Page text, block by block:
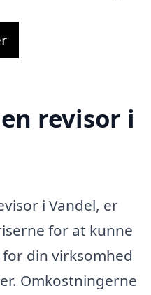
revisor i
i Vandel, er
for at kunne
din virksomhed
Omkostningerne